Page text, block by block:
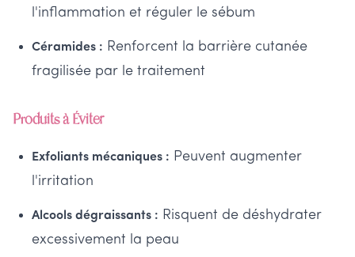
l'inflammation et réguler le sébum
Céramides : Renforcent la barrière cutanée
fragilisée par le traitement
Produits à Éviter
Exfoliants mécaniques : Peuvent augmenter
l'irritation
Alcools dégraissants : Risquent de déshydrater
excessivement la peau